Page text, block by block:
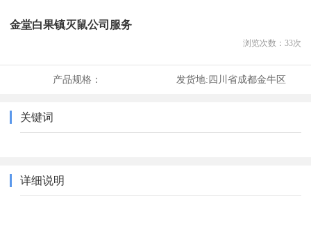
金堂白果镇灭鼠公司服务
浏览次数： 33次
产品规格： 发货地:四川省成都金牛区
关键词
详细说明